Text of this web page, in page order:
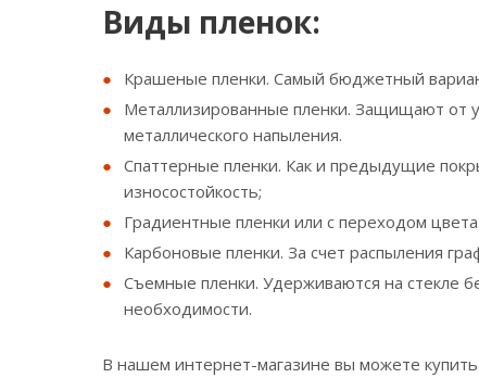
Виды пленок:
Крашеные пленки. Самый бюджетный
Металлизированные пленки. Защищают от
металлического напыления.
Спаттерные пленки. Как и предыдущие
износостойкость;
Градиентные пленки или с переходом
Карбоновые пленки. За счет распыления
Съемные пленки. Удерживаются на стекле
необходимости.
В нашем интернет-магазине вы можете